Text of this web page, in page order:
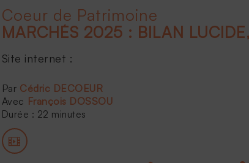
Coeur de Patrimoine
MARCHÉS 2025 : BILAN
Site internet :
Cédric DECOEUR
François DOSSOU
Durée : 22 minutes